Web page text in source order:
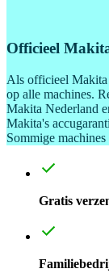
Officieel
Als officieel Makita
op alle machines.
Makita Nederland
Makita's
Sommige
Gratis